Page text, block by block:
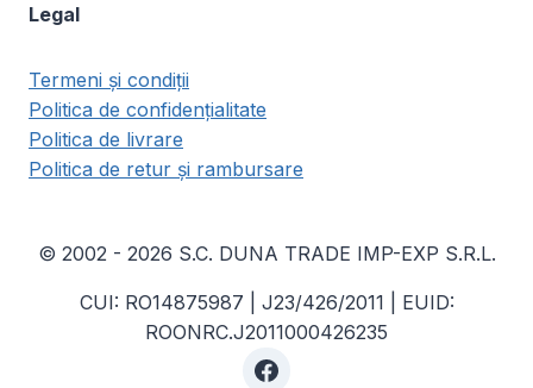
Legal
Termeni și condiții
Politica de confidențialitate
Politica de livrare
Politica de retur și rambursare
© 2002 - 2026 S.C. DUNA TRADE IMP-EXP S.R.L.
CUI: RO14875987 | J23/426/2011 | EUID:
ROONRC.J2011000426235